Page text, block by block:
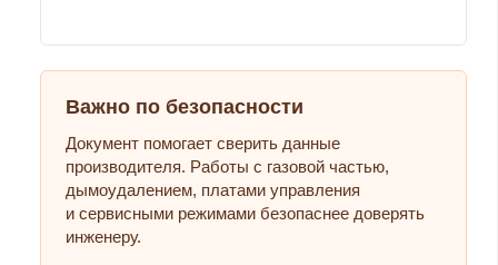
Важно по безопасности
Документ помогает сверить данные
производителя. Работы с газовой частью,
дымоудалением, платами управления
и сервисными режимами безопаснее доверять
инженеру.